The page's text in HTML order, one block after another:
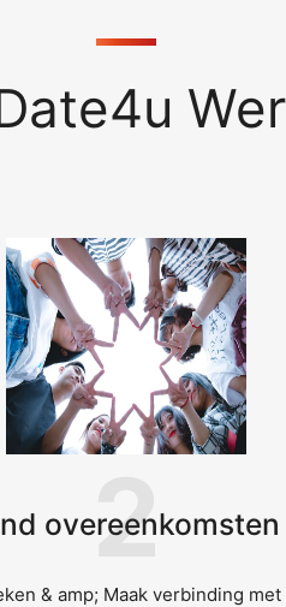
overeenkomsten
2
& amp; Maak verbinding met